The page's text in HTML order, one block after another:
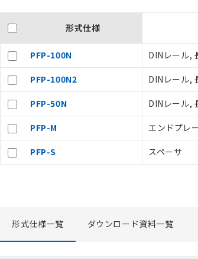
形式仕様
PFP-100N DINレール,
PFP-100N2 DINレール,
PFP-50N DINレール,
PFP-M エンドプレ
PFP-S スペーサ
形式仕様一覧 ダウンロード資料一覧